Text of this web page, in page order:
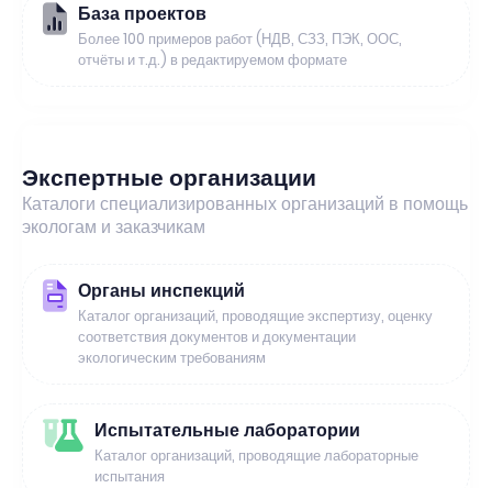
База проектов
Более 100 примеров работ (НДВ, СЗЗ, ПЭК, ООС,
отчёты и т.д.) в редактируемом формате
Экспертные организации
Каталоги специализированных организаций в помощь
экологам и заказчикам
Органы инспекций
Каталог организаций, проводящие экспертизу, оценку
соответствия документов и документации
экологическим требованиям
Испытательные лаборатории
Каталог организаций, проводящие лабораторные
испытания